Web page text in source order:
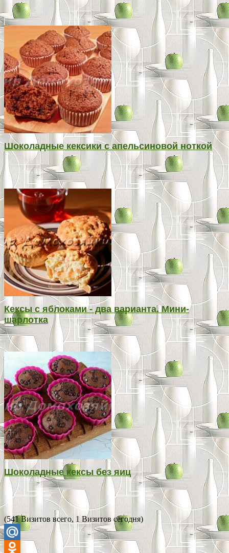
Шоколадные кексики с апельсиновой ноткой
Кексы с яблоками - два варианта. Мини-
шарлотка
Шоколадные кексы без яиц
(541 Визитов всего, 1 Визитов сегодня)
Mail.Ru